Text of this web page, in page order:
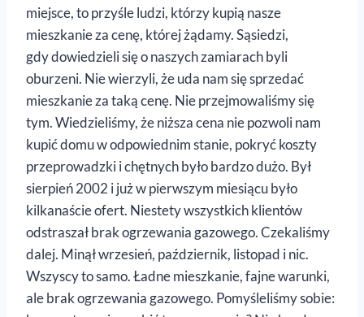
miejsce, to przyśle ludzi, którzy kupią nasze
mieszkanie za cenę, której żądamy. Sąsiedzi,
gdy dowiedzieli się o naszych zamiarach byli
oburzeni. Nie wierzyli, że uda nam się sprzedać
mieszkanie za taką cenę. Nie przejmowaliśmy się
tym. Wiedzieliśmy, że niższa cena nie pozwoli nam
kupić domu w odpowiednim stanie, pokryć koszty
przeprowadzki i chętnych było bardzo dużo. Był
sierpień 2002 i już w pierwszym miesiącu było
kilkanaście ofert. Niestety wszystkich klientów
odstraszał brak ogrzewania gazowego. Czekaliśmy
dalej. Minął wrzesień, październik, listopad i nic.
Wszyscy to samo. Ładne mieszkanie, fajne warunki,
ale brak ogrzewania gazowego. Pomyśleliśmy sobie: